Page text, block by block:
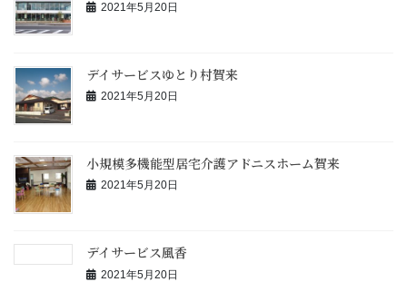
2021年5月20日
デイサービスゆとり村賀来
2021年5月20日
小規模多機能型居宅介護アドニスホーム賀来
2021年5月20日
デイサービス風香
2021年5月20日